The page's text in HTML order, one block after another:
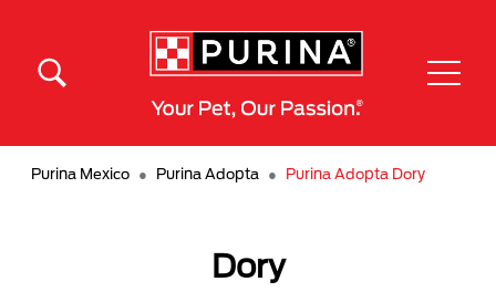
Purina Mexico Purina Adopta Purina Adopta Dory
Dory